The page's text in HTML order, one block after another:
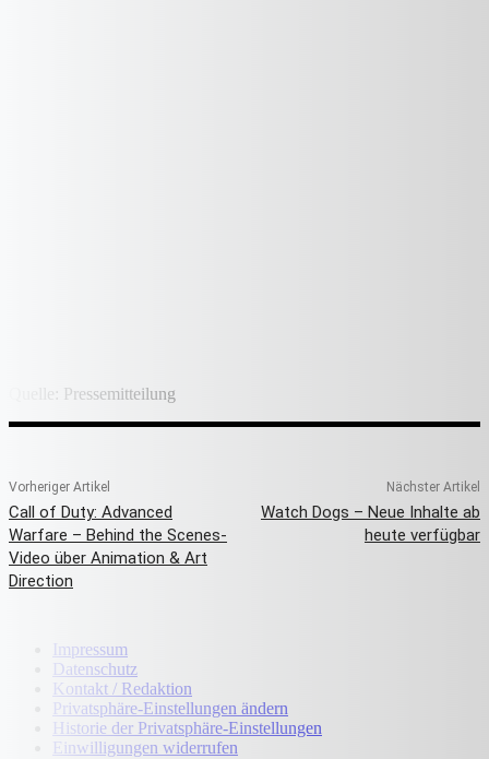
Quelle: Pressemitteilung
Vorheriger Artikel
Call of Duty: Advanced
Warfare – Behind the Scenes-
Video über Animation & Art
Direction
Nächster Artikel
Watch Dogs – Neue Inhalte ab
heute verfügbar
Impressum
Datenschutz
Kontakt / Redaktion
Privatsphäre-Einstellungen ändern
Historie der Privatsphäre-Einstellungen
Einwilligungen widerrufen